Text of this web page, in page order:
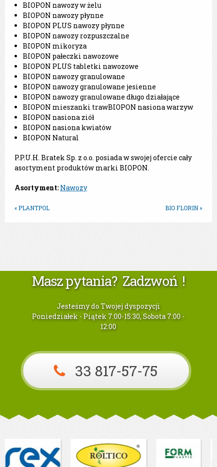
BIOPON nawozy w żelu
BIOPON nawozy płynne
BIOPON PLUS nawozy płynne
BIOPON nawozy rozpuszczalne
BIOPON mikoryza
BIOPON pałeczki nawozowe
BIOPON PLUS tabletki nawozowe
BIOPON nawozy granulowane
BIOPON nawozy granulowane jesienne
BIOPON nawozy granulowane długo działające
BIOPON mieszanki trawBIOPON nasiona warzyw
BIOPON nasiona ziół
BIOPON nasiona kwiatów
BIOPON Natural
P.P.U.H. Bratek Sp. z o.o. posiada w swojej ofercie cały
asortyment produktów marki BIOPON.
Asortyment: Nawozy
« PLANTPOL BIO FLORIN »
Masz pytania? Zadzwoń !
Jesteśmy do Twojej dyspozycji
Poniedziałek - Piątek 7:00-15:30, Sobota 7:00 -
12:00
33 817-57-75